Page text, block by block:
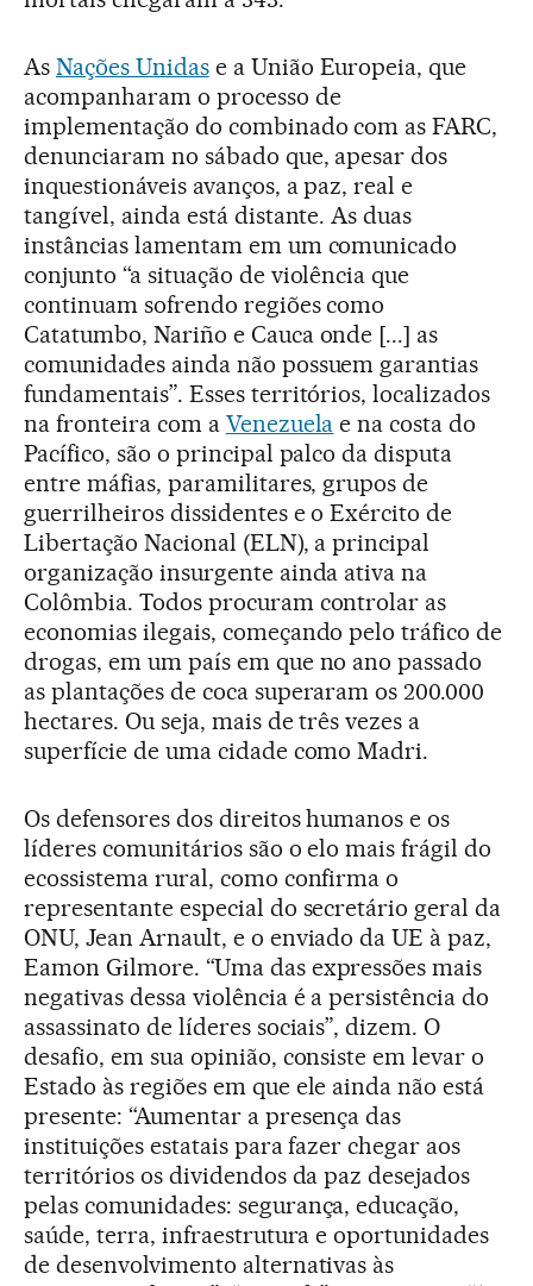
As Nações Unidase a União Europeia, que
acompanharam o processo de
implementação do combinado com as FARC,
denunciaram no sábado que, apesar dos
inquestionáveis avanços, a paz, real e
tangível, ainda está distante. As duas
instâncias lamentam em um comunicado
conjunto “a situação de violência que
continuam sofrendo regiões como
Catatumbo, Nariño e Cauca onde [...] as
comunidades ainda não possuem garantias
fundamentais”. Esses territórios, localizados
na fronteira com a Venezuela e na costa do
Pacífico, são o principal palco da disputa
entre máfias, paramilitares, grupos de
guerrilheiros dissidentes e o Exército de
Libertação Nacional (ELN), a principal
organização insurgente ainda ativa na
Colômbia. Todos procuram controlar as
economias ilegais, começando pelo tráfico de
drogas, em um país em que no ano passado
as plantações de coca superaram os 200.000
hectares. Ou seja, mais de três vezes a
superfície de uma cidade como Madri.
Os defensores dos direitos humanos e os
líderes comunitários são o elo mais frágil do
ecossistema rural, como confirma o
representante especial do secretário geral da
ONU, Jean Arnault, e o enviado da UE à paz,
Eamon Gilmore. “Uma das expressões mais
negativas dessa violência é a persistência do
assassinato de líderes sociais”, dizem. O
desafio, em sua opinião, consiste em levar o
Estado às regiões em que ele ainda não está
presente: “Aumentar a presença das
instituições estatais para fazer chegar aos
territórios os dividendos da paz desejados
pelas comunidades: segurança, educação,
saúde, terra, infraestrutura e oportunidades
de desenvolvimento alternativas às